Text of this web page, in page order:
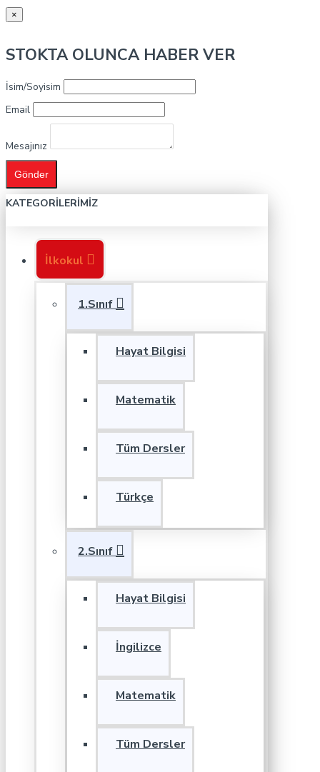
×
STOKTA OLUNCA HABER VER
İsim/Soyisim
Email
Mesajınız
Gönder
KATEGORILERIMIZ
İlkokul
1.Sınıf
Hayat Bilgisi
Matematik
Tüm Dersler
Türkçe
2.Sınıf
Hayat Bilgisi
İngilizce
Matematik
Tüm Dersler